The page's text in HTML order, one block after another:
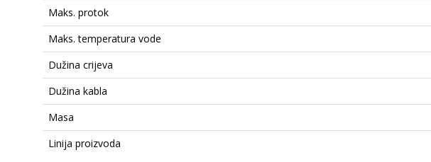
Maks. protok
Maks. temperatura vode
Dužina crijeva
Dužina kabla
Masa
Linija proizvoda